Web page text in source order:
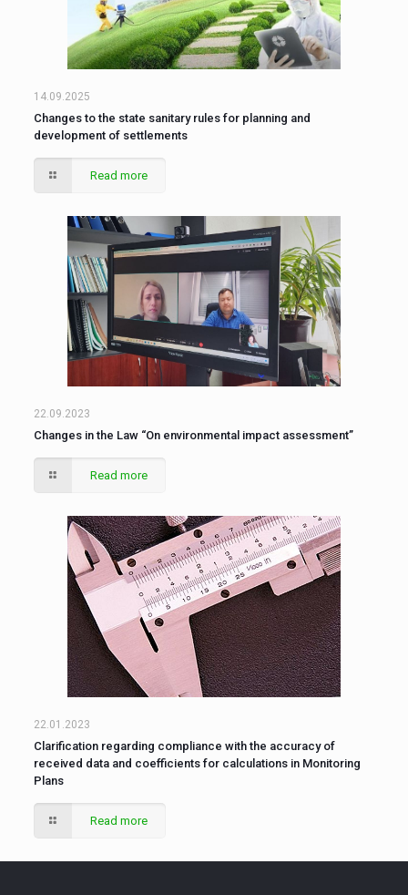
14.09.2025
Changes to the state sanitary rules for planning and
development of settlements
Read more
22.09.2023
Changes in the Law “On environmental impact assessment”
Read more
22.01.2023
Clarification regarding compliance with the accuracy of
received data and coefficients for calculations in Monitoring
Plans
Read more